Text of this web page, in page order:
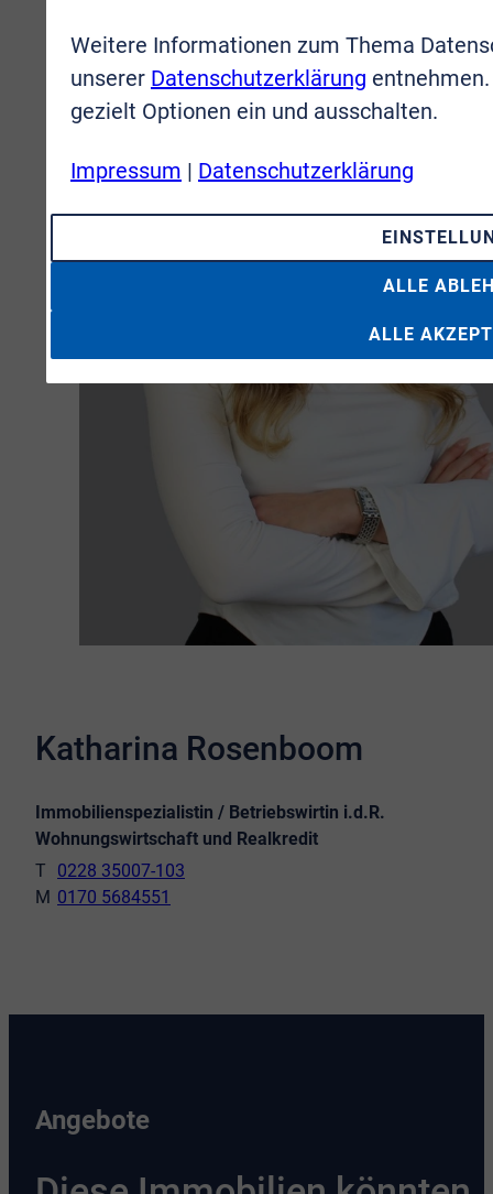
Katharina Rosenboom
Immobilienspezialistin / Betriebswirtin i.d.R.
Wohnungswirtschaft und Realkredit
0228 35007-103
0170 5684551
Angebote
Weitere Informationen zum Thema
unserer Datenschutzerklärung
gezielt Optionen ein und ausschalten.
Impressum | Datenschutzerklärung
ALLE
ALLE